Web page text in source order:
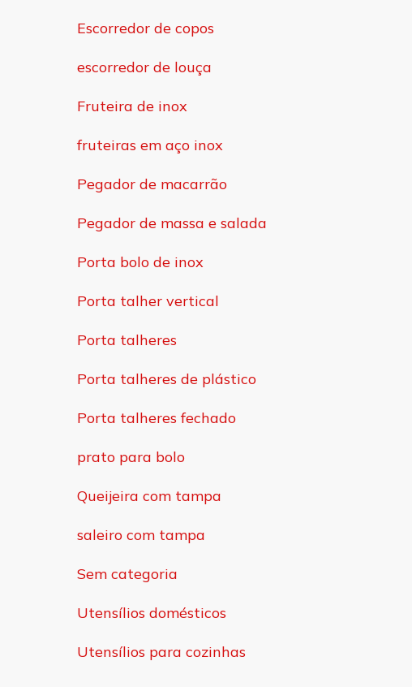
Escorredor de copos
escorredor de louça
Fruteira de inox
fruteiras em aço inox
Pegador de macarrão
Pegador de massa e salada
Porta bolo de inox
Porta talher vertical
Porta talheres
Porta talheres de plástico
Porta talheres fechado
prato para bolo
Queijeira com tampa
saleiro com tampa
Sem categoria
Utensílios domésticos
Utensílios para cozinhas